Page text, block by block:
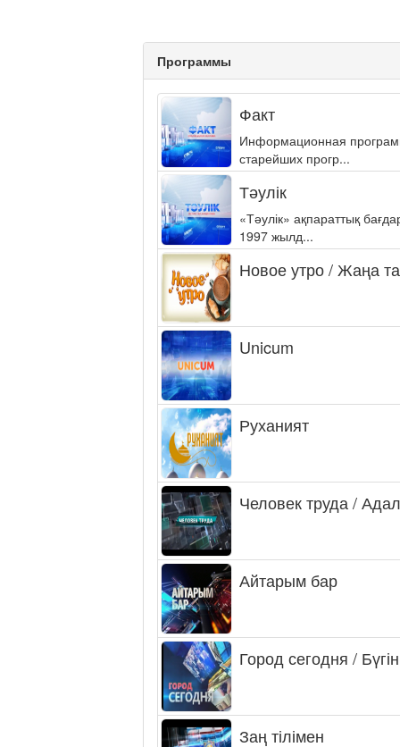
Программы
Факт
Информационная
старейших прогр...
Тәулік
«Тәулік» ақпараттық
1997 жылд...
Новое утро / Жаңа
Unicum
Руханият
Человек труда /
Айтарым бар
Город сегодня /
Заң тілімен